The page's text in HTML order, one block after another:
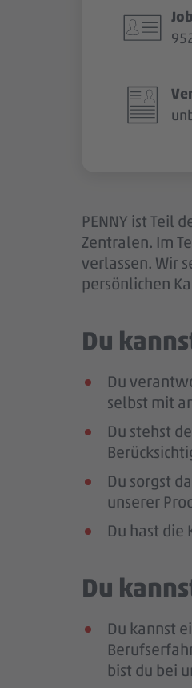
PENNY ist Teil
Zentralen. Im
verlassen. Wir
persönlichen
Du
Du
selbst mit
Du stehst
Du sorgst
unserer
Du hast die
Du
Du kannst
bist du bei